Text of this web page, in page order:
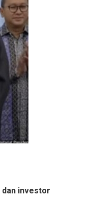
dan investor